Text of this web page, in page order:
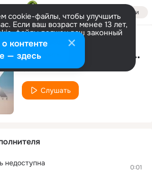
Войти
cookie-файлы, чтобы улучшить
Если ваш возраст менее 13 лет,
файлы должен ваш законный
Больше информации
Настроить Nera & Felix - Con Amor
Cafe del Mar
Слушать
недоступна 0:01
контенте
— здесь